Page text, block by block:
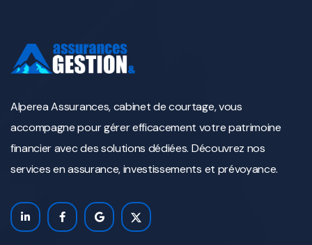
Alperea Assurances, cabinet de courtage, vous
accompagne pour gérer efficacement votre patrimoine
financier avec des solutions dédiées. Découvrez nos
services en assurance, investissements et prévoyance.